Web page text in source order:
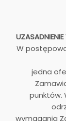
W
jedna
punktów.
wymagania